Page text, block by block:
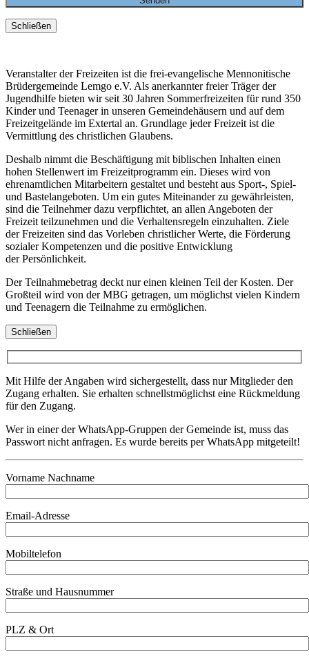
Schließen
Veranstalter der Freizeiten ist die frei-evangelische Mennonitische
Brüdergemeinde Lemgo e.V. Als anerkannter freier Träger der
Jugendhilfe bieten wir seit 30 Jahren Sommerfreizeiten für rund 350
Kinder und Teenager in unseren Gemeindehäusern und auf dem
Freizeitgelände im Extertal an. Grundlage jeder Freizeit ist die
Vermittlung des christlichen Glaubens.
Deshalb nimmt die Beschäftigung mit biblischen Inhalten einen
hohen Stellenwert im Freizeitprogramm ein. Dieses wird von
ehrenamtlichen Mitarbeitern gestaltet und besteht aus Sport-, Spiel-
und Bastelangeboten. Um ein gutes Miteinander zu gewährleisten,
sind die Teilnehmer dazu verpflichtet, an allen Angeboten der
Freizeit teilzunehmen und die Verhaltensregeln einzuhalten. Ziele
der Freizeiten sind das Vorleben christlicher Werte, die Förderung
sozialer Kompetenzen und die positive Entwicklung
der Persönlichkeit.
Der Teilnahmebetrag deckt nur einen kleinen Teil der Kosten. Der
Großteil wird von der MBG getragen, um möglichst vielen Kindern
und Teenagern die Teilnahme zu ermöglichen.
Schließen
Mit Hilfe der Angaben wird sichergestellt, dass nur Mitglieder den
Zugang erhalten. Sie erhalten schnellstmöglichst eine Rückmeldung
für den Zugang.
Wer in einer der WhatsApp-Gruppen der Gemeinde ist, muss das
Passwort nicht anfragen. Es wurde bereits per WhatsApp mitgeteilt!
Vorname Nachname
Email-Adresse
Mobiltelefon
Straße und Hausnummer
PLZ & Ort